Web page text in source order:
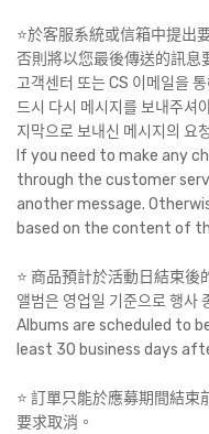
⭐️於客服系統或信箱中提出
否則將以您最後傳送的訊息
고객센터 또는 CS 이메일을
드시 다시 메시지를 보내주셔
지막으로 보내신 메시지의 요
If you need to make any
through the customer
another message.
based on the content of
⭐️ 商品預計於活動日結束
앨범은 영업일 기준으로 행사
Albums are scheduled to
least 30 business days
⭐️ 訂單只能於應募期間結
要求取消。